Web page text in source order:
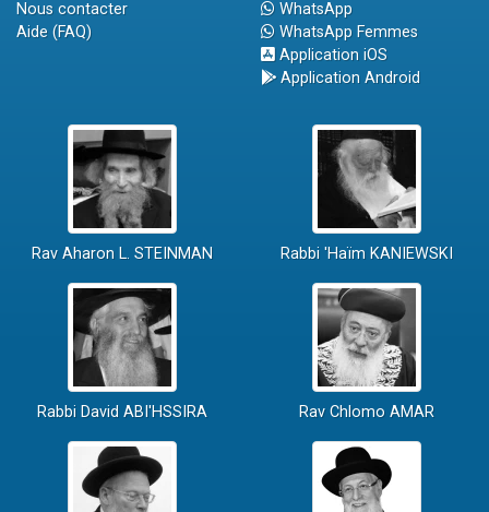
Nous contacter
Aide (FAQ)
WhatsApp
WhatsApp Femmes
Application iOS
Application Android
Rav Aharon L. STEINMAN Rabbi 'Haïm KANIEWSKI
Rabbi David ABI'HSSIRA Rav Chlomo AMAR